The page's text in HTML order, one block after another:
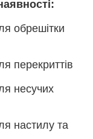
обрешітки
перекриттів
несучих
настилу та